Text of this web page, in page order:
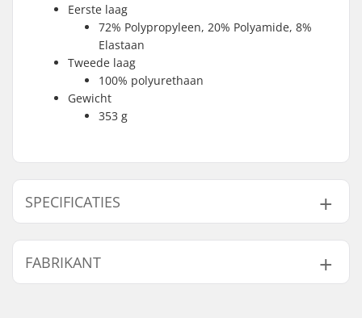
Eerste laag
72% Polypropyleen, 20% Polyamide, 8%
Elastaan
Tweede laag
100% polyurethaan
Gewicht
353 g
SPECIFICATIES
Activiteit:
Alpine Skiing,
Roller Skiing
FABRIKANT